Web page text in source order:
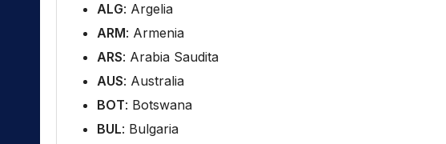
ALG: Argelia
ARM: Armenia
ARS: Arabia Saudita
AUS: Australia
BOT: Botswana
BUL: Bulgaria